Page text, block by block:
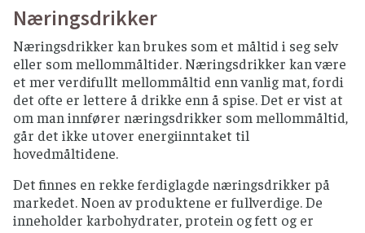
Næringsdrikker
Næringsdrikker kan brukes som et måltid i seg selv
eller som mellommåltider. Næringsdrikker kan være
et mer verdifullt mellommåltid enn vanlig mat, fordi
det ofte er lettere å drikke enn å spise. Det er vist at
om man innfører næringsdrikker som mellommåltid,
går det ikke utover energiinntaket til
hovedmåltidene.
Det finnes en rekke ferdiglagde næringsdrikker på
markedet. Noen av produktene er fullverdige. De
inneholder karbohydrater, protein og fett og er